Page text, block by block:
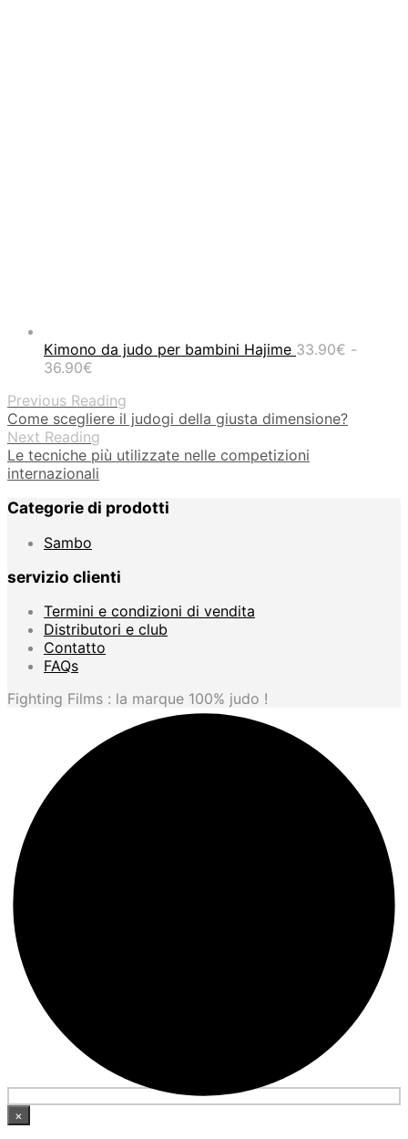
Kimono da judo per bambini Hajime 33.90€ -
36.90€
prezzo:
da
33.90€
a
36.90€
Previous Reading
Come scegliere il judogi della giusta dimensione?
Next Reading
Le tecniche più utilizzate nelle competizioni
internazionali
Categorie di prodotti
Sambo
servizio clienti
Termini e condizioni di vendita
Distributori e club
Contatto
FAQs
Fighting Films : la marque 100% judo !
×